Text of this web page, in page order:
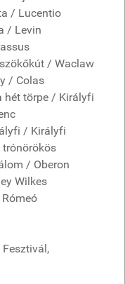
/ Lucentio
/ Levin
/ Waclaw
/ Colas
hét törpe / Királyfi
/ Királyfi
/ Oberon
Wilkes